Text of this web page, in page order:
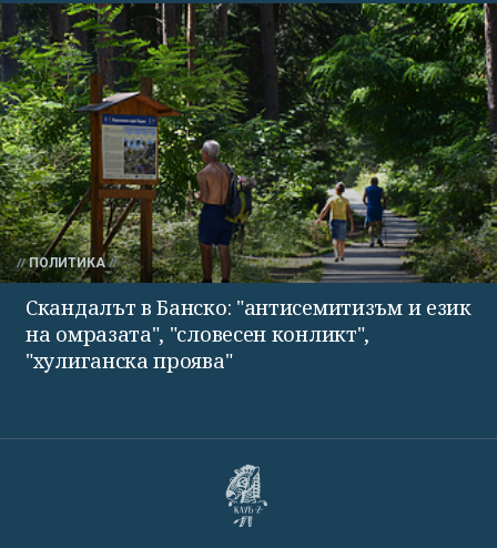
ПОЛИТИКА
Скандалът в Банско: "антисемитизъм и език
на омразата", "словесен конликт",
"хулиганска проява"